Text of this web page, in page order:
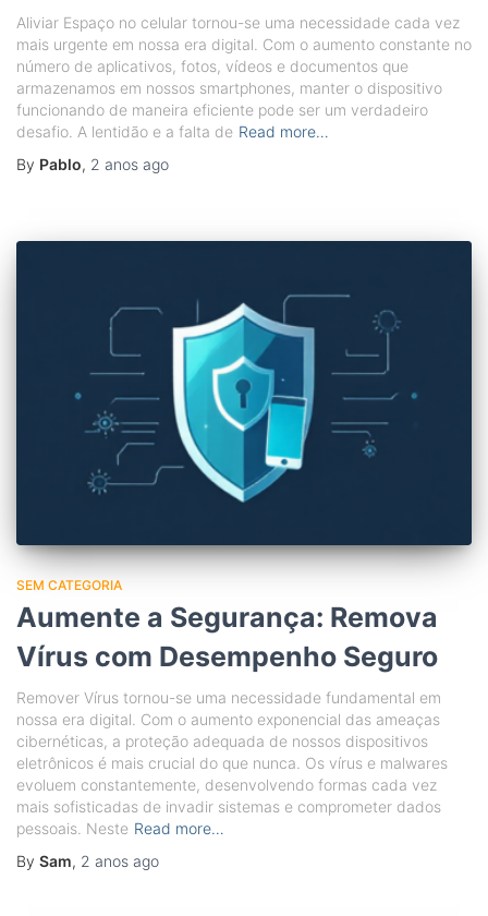
Aliviar Espaço no celular tornou-se uma necessidade cada vez
mais urgente em nossa era digital. Com o aumento constante no
número de aplicativos, fotos, vídeos e documentos que
armazenamos em nossos smartphones, manter o dispositivo
funcionando de maneira eficiente pode ser um verdadeiro
desafio. A lentidão e a falta de Read more…
By Pablo, 2 anos ago
SEM CATEGORIA
Aumente a Segurança: Remova
Vírus com Desempenho Seguro
Remover Vírus tornou-se uma necessidade fundamental em
nossa era digital. Com o aumento exponencial das ameaças
cibernéticas, a proteção adequada de nossos dispositivos
eletrônicos é mais crucial do que nunca. Os vírus e malwares
evoluem constantemente, desenvolvendo formas cada vez
mais sofisticadas de invadir sistemas e comprometer dados
pessoais. Neste Read more…
By Sam, 2 anos ago